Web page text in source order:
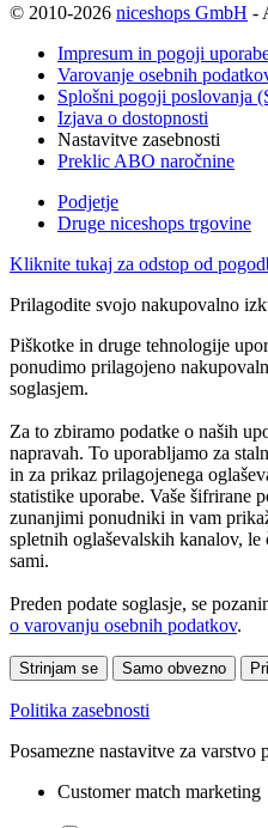
© 2010-2026 niceshops GmbH -
Impresum in pogoji
Varovanje osebnih
Splošni pogoji poslovanja
Izjava o dostopnosti
Nastavitve zasebnosti
Preklic ABO naročnine
Podjetje
Druge niceshops trgovine
Kliknite tukaj za odstop od
Prilagodite svojo nakupovalno
Piškotke in druge tehnologije
ponudimo prilagojeno
soglasjem.
Za to zbiramo podatke o naših
napravah. To uporabljamo za
in za prikaz prilagojenega
statistike uporabe. Vaše šifrirane
zunanjimi ponudniki in vam
spletnih oglaševalskih kanalov,
sami.
Preden podate soglasje, se
o varovanju osebnih podatkov.
Strinjam se Samo obvezno
Politika zasebnosti
Posamezne nastavitve za varstvo
Customer match marketing